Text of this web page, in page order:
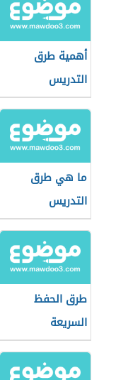
أهمية طرق
التدريس
ما هي طرق
التدريس
طرق الحفظ
السريعة